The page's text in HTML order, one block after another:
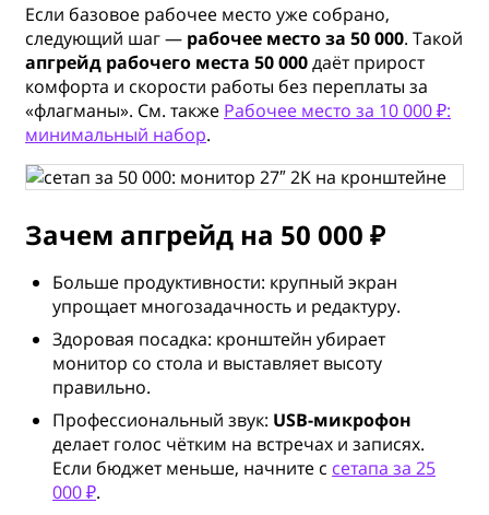
Если базовое рабочее место уже собрано,
следующий шаг — рабочее место за 50 000. Такой
апгрейд рабочего места 50 000даёт прирост
комфорта и скорости работы без переплаты за
«флагманы». См. также Рабочее место за 10 000 ₽:
минимальный набор.
Зачем апгрейд на 50 000 ₽
Больше продуктивности: крупный экран
упрощает многозадачность и редактуру.
Здоровая посадка: кронштейн убирает
монитор со стола и выставляет высоту
правильно.
Профессиональный звук: USB-микрофон
делает голос чётким на встречах и записях.
Если бюджет меньше, начните с сетапа за 25
000 ₽.